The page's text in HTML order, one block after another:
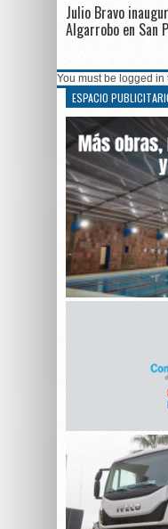
Julio Bravo
Algarrobo en San
You must be logged in
ESPACIO